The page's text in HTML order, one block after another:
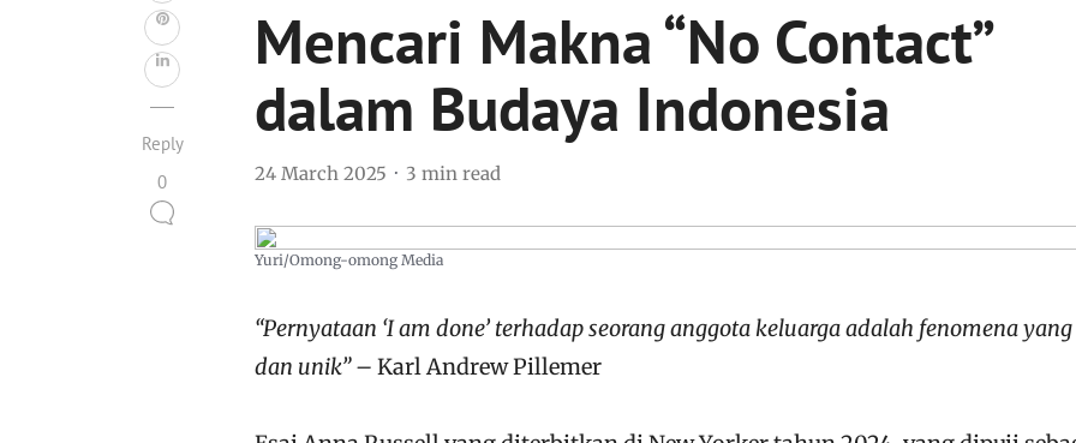
Reply
0
Mencari Makna “No Contact”
dalam Budaya Indonesia
24 March 2025 3 min read
Yuri/Omong-omong Media
“Pernyataan ‘I am done’ terhadap seorang anggota keluarga adalah fenomena
dan unik” – Karl Andrew Pillemer